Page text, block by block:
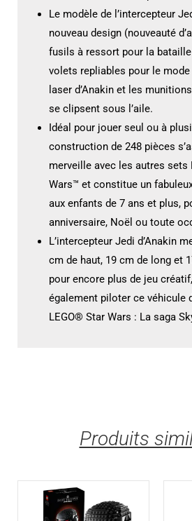
Le modèle de l’intercepteur
nouveau design (nouveauté
fusils à ressort pour la
volets repliables pour le
laser d’Anakin et les
se clipsent sous l’aile.
Idéal pour jouer seul ou à
construction de 248 pièces
merveille avec les autres sets
Wars™ et constitue un
aux enfants de 7 ans et plus,
anniversaire, Noël ou toute
L’intercepteur Jedi d’Anakin
cm de haut, 19 cm de long et
pour encore plus de jeu
également piloter ce véhicule
LEGO® Star Wars : La saga
Produits